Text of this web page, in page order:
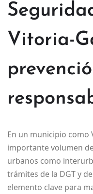
Vitoria-
En un municipio como
importante volumen
urbanos como
trámites de la DGT y
elemento clave para